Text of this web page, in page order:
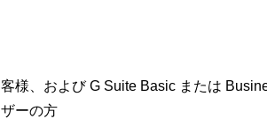
様、および G Suite Basic または
ーの方